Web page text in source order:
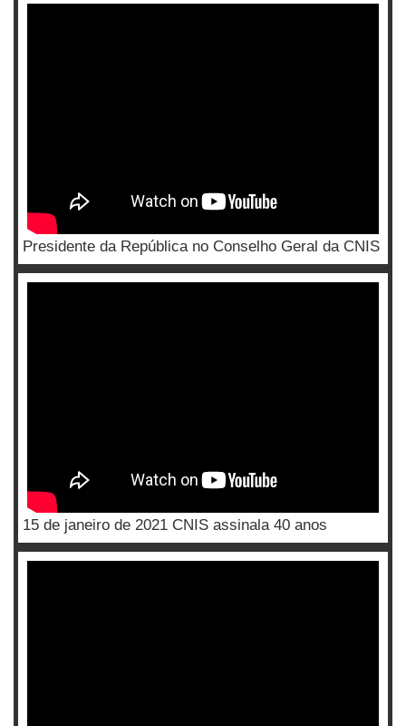
Presidente da República no Conselho Geral da CNIS
15 de janeiro de 2021 CNIS assinala 40 anos